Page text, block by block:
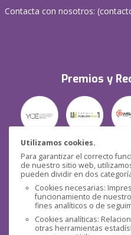
Utilizamos cookies.
Para garantizar el correcto
de nuestro sitio web,
pueden dividir en dos
Cookies necesarias:
funcionamiento de
fines analíticos o de
Cookies analíticas:
otras herramientas
Contacta con nosotros: (
Premios y